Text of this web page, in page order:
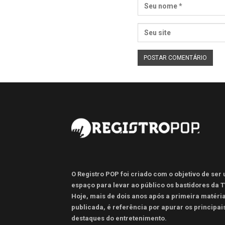
O Registro POP foi criado com o objetivo de ser
espaço para levar ao público os bastidores da
Hoje, mais de dois anos após a primeira matéria
publicada, é referência por apurar os
destaques do entretenimento.